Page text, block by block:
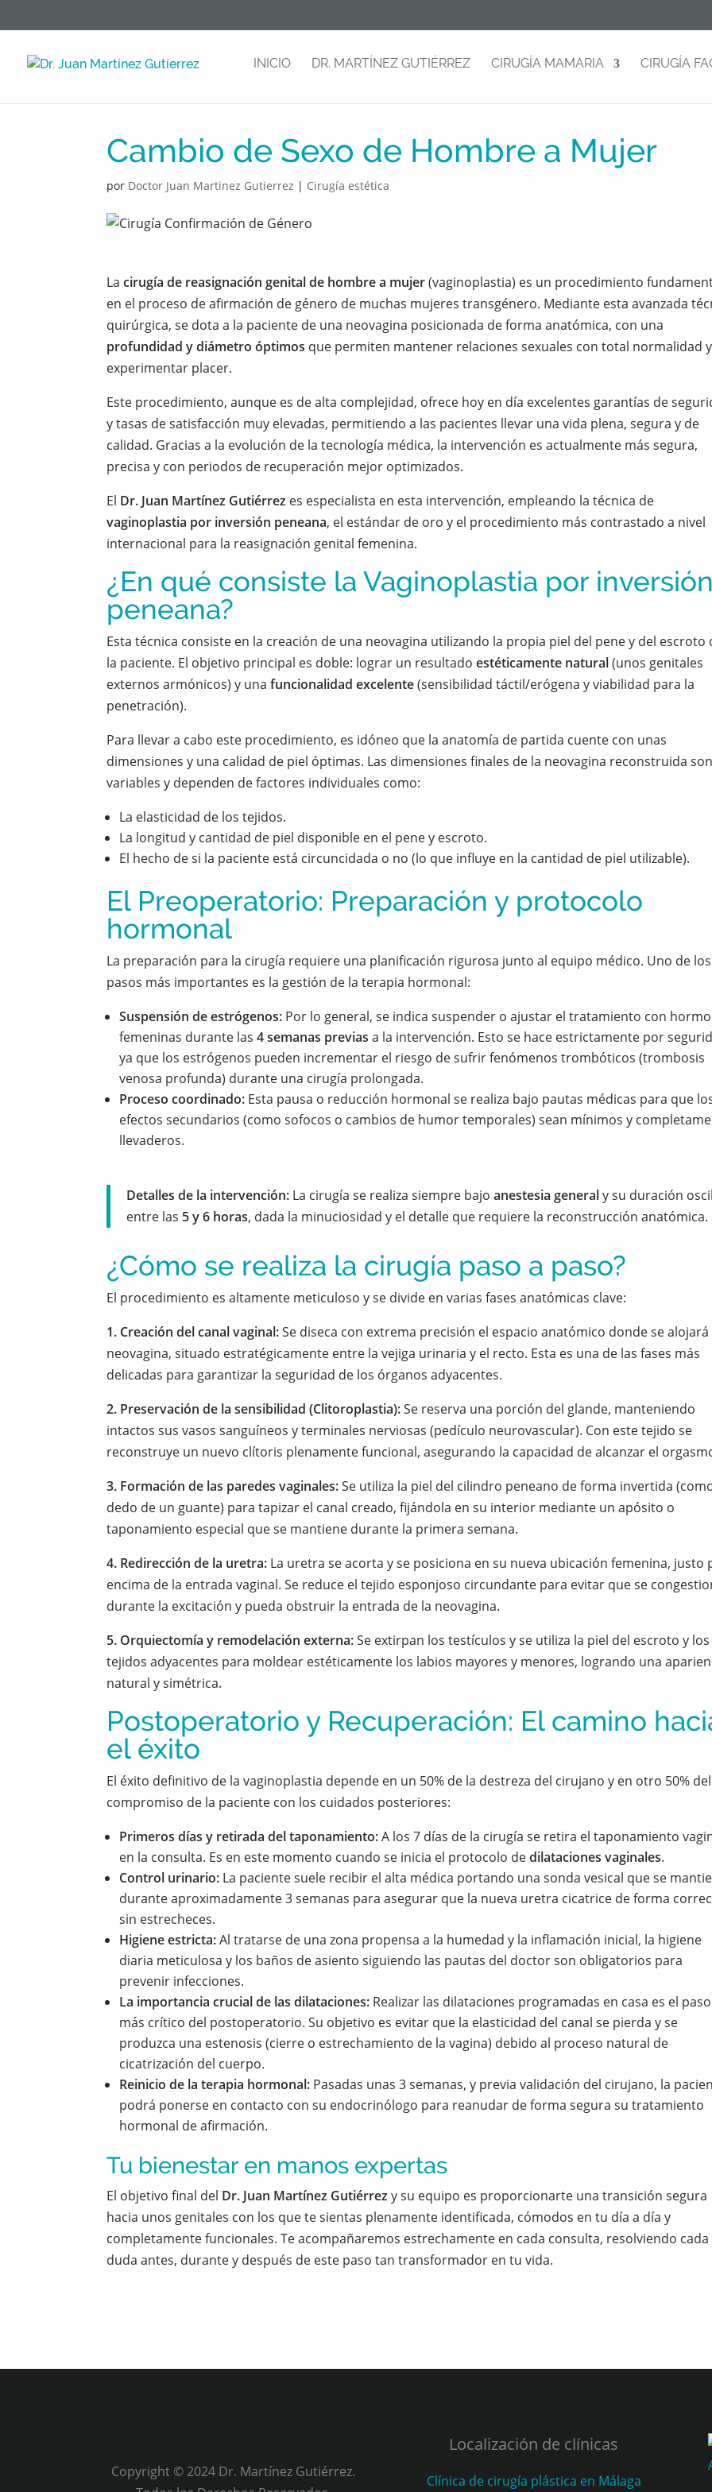
INICIO DR. MARTÍNEZ GUTIÉRREZ CIRUGÍA MAMARIA CIRUGÍA
Cambio de Sexo de Hombre a Mujer
por Doctor Juan Martinez Gutierrez | Cirugía estética
Lacirugía de reasignación genital de hombre a mujer(vaginoplastia) es un procedimiento
en el proceso de afirmación de género de muchas mujeres transgénero. Mediante esta avanzada
quirúrgica, se dota a la paciente de una neovagina posicionada de forma anatómica, con una
profundidad y diámetro óptimos que permiten mantener relaciones sexuales con total normalidad y
experimentar placer.
Este procedimiento, aunque es de alta complejidad, ofrece hoy en día excelentes garantías de
y tasas de satisfacción muy elevadas, permitiendo a las pacientes llevar una vida plena, segura y de
calidad. Gracias a la evolución de la tecnología médica, la intervención es actualmente más segura,
precisa y con periodos de recuperación mejor optimizados.
El Dr. Juan Martínez Gutiérrez es especialista en esta intervención, empleando la técnica de
vaginoplastia por inversión peneana, el estándar de oro y el procedimiento más contrastado a nivel
internacional para la reasignación genital femenina.
¿En qué consiste la Vaginoplastia por inversión
peneana?
Esta técnica consiste en la creación de una neovagina utilizando la propia piel del pene y del escroto
la paciente. El objetivo principal es doble: lograr un resultadoestéticamente natural(unos genitales
externos armónicos) y unafuncionalidad excelente(sensibilidad táctil/erógena y viabilidad para la
penetración).
Para llevar a cabo este procedimiento, es idóneo que la anatomía de partida cuente con unas
dimensiones y una calidad de piel óptimas. Las dimensiones finales de la neovagina reconstruida son
variables y dependen de factores individuales como:
La elasticidad de los tejidos.
La longitud y cantidad de piel disponible en el pene y escroto.
El hecho de si la paciente está circuncidada o no (lo que influye en la cantidad de piel utilizable).
El Preoperatorio: Preparación y protocolo
hormonal
La preparación para la cirugía requiere una planificación rigurosa junto al equipo médico. Uno de los
pasos más importantes es la gestión de la terapia hormonal:
Suspensión de estrógenos: Por lo general, se indica suspender o ajustar el tratamiento con
femeninas durante las4 semanas previas a la intervención. Esto se hace estrictamente por
ya que los estrógenos pueden incrementar el riesgo de sufrir fenómenos trombóticos (trombosis
venosa profunda) durante una cirugía prolongada.
Proceso coordinado: Esta pausa o reducción hormonal se realiza bajo pautas médicas para que
efectos secundarios (como sofocos o cambios de humor temporales) sean mínimos y
llevaderos.
Detalles de la intervención: La cirugía se realiza siempre bajoanestesia generaly su duración
entre las 5 y 6 horas, dada la minuciosidad y el detalle que requiere la reconstrucción anatómica.
¿Cómo se realiza la cirugía paso a paso?
El procedimiento es altamente meticuloso y se divide en varias fases anatómicas clave:
1. Creación del canal vaginal:Se diseca con extrema precisión el espacio anatómico donde se alojará
neovagina, situado estratégicamente entre la vejiga urinaria y el recto. Esta es una de las fases más
delicadas para garantizar la seguridad de los órganos adyacentes.
2. Preservación de la sensibilidad (Clitoroplastia):Se reserva una porción del glande, manteniendo
intactos sus vasos sanguíneos y terminales nerviosas (pedículo neurovascular). Con este tejido se
reconstruye un nuevo clítoris plenamente funcional, asegurando la capacidad de alcanzar el
3. Formación de las paredes vaginales:Se utiliza la piel del cilindro peneano de forma invertida
dedo de un guante) para tapizar el canal creado, fijándola en su interior mediante un apósito o
taponamiento especial que se mantiene durante la primera semana.
4. Redirección de la uretra: La uretra se acorta y se posiciona en su nueva ubicación femenina, justo
encima de la entrada vaginal. Se reduce el tejido esponjoso circundante para evitar que se
durante la excitación y pueda obstruir la entrada de la neovagina.
5. Orquiectomía y remodelación externa:Se extirpan los testículos y se utiliza la piel del escroto y los
tejidos adyacentes para moldear estéticamente los labios mayores y menores, logrando una
natural y simétrica.
Postoperatorio y Recuperación: El camino
el éxito
El éxito definitivo de la vaginoplastia depende en un 50% de la destreza del cirujano y en otro 50% del
compromiso de la paciente con los cuidados posteriores:
Primeros días y retirada del taponamiento:A los 7 días de la cirugía se retira el taponamiento
en la consulta. Es en este momento cuando se inicia el protocolo dedilataciones vaginales.
Control urinario: La paciente suele recibir el alta médica portando una sonda vesical que se
durante aproximadamente 3 semanas para asegurar que la nueva uretra cicatrice de forma
sin estrecheces.
Higiene estricta:Al tratarse de una zona propensa a la humedad y la inflamación inicial, la higiene
diaria meticulosa y los baños de asiento siguiendo las pautas del doctor son obligatorios para
prevenir infecciones.
La importancia crucial de las dilataciones: Realizar las dilataciones programadas en casa es el paso
más crítico del postoperatorio. Su objetivo es evitar que la elasticidad del canal se pierda y se
produzca una estenosis (cierre o estrechamiento de la vagina) debido al proceso natural de
cicatrización del cuerpo.
Reinicio de la terapia hormonal: Pasadas unas 3 semanas, y previa validación del cirujano, la
podrá ponerse en contacto con su endocrinólogo para reanudar de forma segura su tratamiento
hormonal de afirmación.
Tu bienestar en manos expertas
El objetivo final del Dr. Juan Martínez Gutiérrez y su equipo es proporcionarte una transición segura
hacia unos genitales con los que te sientas plenamente identificada, cómodos en tu día a día y
completamente funcionales. Te acompañaremos estrechamente en cada consulta, resolviendo cada
duda antes, durante y después de este paso tan transformador en tu vida.
Copyright © 2024 Dr. Martínez Gutiérrez.
Localización de clínicas
Clínica de cirugía plástica en Málaga